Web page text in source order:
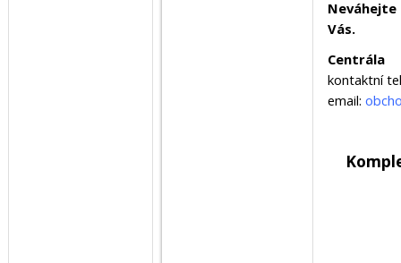
Vás.
Centrála
kontaktní
email: